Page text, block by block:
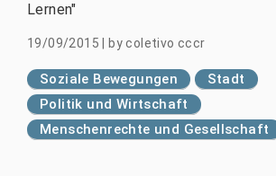
Lernen"
19/09/2015 bycoletivo cccr
Soziale Bewegungen
Stadt
Politik und Wirtschaft
Menschenrechte und Gesellschaft